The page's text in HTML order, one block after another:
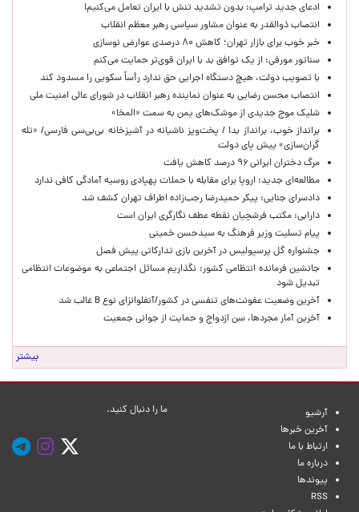
ادعای جدید ترامپ: بدون تشدید تنش با ایران تعامل می‌کنیم!
انتصاب ذوالقدر به عنوان مشاور سیاسی رهبر معظم انقلاب
خبر خوب برای بازار تهران؛ کاهش ۸۰ درصدی عوارض نوسازی
سناتور مورفی: از یک توافق بد با ایران قوی‌تر حمایت می‌کنم
با تصویب دولت، هیچ دستگاه اجرایی حق ندارد رأساً سکویی را مسدود کند
انتصاب محسن رضایی به عنوان نماینده رهبر انقلاب در شورای عالی امنیت ملی
شلیک موج جدیدی از موشک‌های یمن به سمت «المخا»
برانداز خوب، برانداز بد! / پخت‌وپز ناشیانه در آشپزخانه‌ بی‌بی‌سی فارسی/ «تله
گران‌سازی» پیش پای دولت
مرگ دختران ایرانی ۹۶ درصد کاهش یافت
مطالعه‌ای جدید: اروپا برای مقابله با حملات پهپادی روسیه آمادگی کافی ندارد
دادسرای جنایی: پیکر حمیدرضا رجب‌زاده اطراف تهران کشف شد
دارابی: مکتب فرشچیان نقطه عطف نگارگری ایران است
پیام تسلیت وزیر فرهنگ به سیدحسن خمینی
جشنواره گل پرسپولیس در آخرین بازی تدارکاتی پیش فصل
جانشین فرمانده انتظامی کشور: نگذاریم مسائل اجتماعی به موضوعات انتظامی
تبدیل شود
آخرین وضعیت عفونت‌های تنفسی در کشور/آنفلوانزای نوع B غالب شد
آخرین آمار مجردها، سن ازدواج و حمایت از جوانی جمعیت
بیشتر
آرشیو
آخرین خبرها
ارتباط با ما
درباره ما
پیوندها
RSS
ما را دنبال کنید.